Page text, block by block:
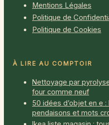
Mentions Légales
Politique de
Politique de Cookies
À LIRE AU COMPTOIR
Nettoyage par
four comme neuf
50 idées d’objet en e :
pendaisons et mots